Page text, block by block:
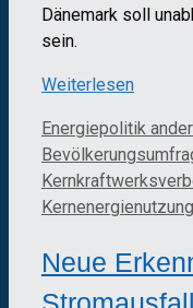
Dänemark soll
sein.
Weiterlesen
Kategorien
Energiepolitik
Kernenergienutzung
Neue